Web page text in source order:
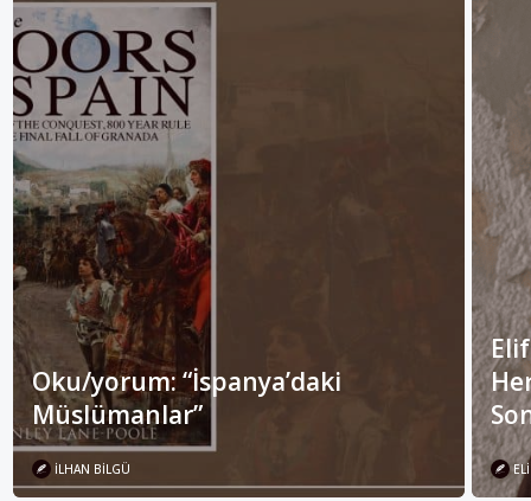
Oku/yorum: “İspanya’daki
Müslümanlar”
İLHAN BILGÜ